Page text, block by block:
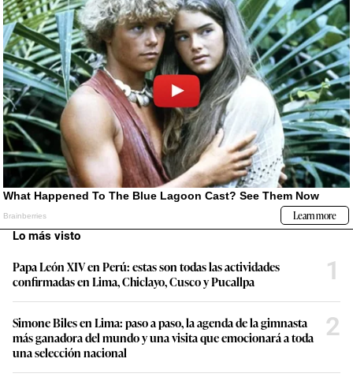
Lo más visto
Papa León XIV en Perú: estas son todas las actividades
confirmadas en Lima, Chiclayo, Cusco y Pucallpa
1
Simone Biles en Lima: paso a paso, la agenda de la gimnasta
más ganadora del mundo y una visita que emocionará a toda
una selección nacional
2